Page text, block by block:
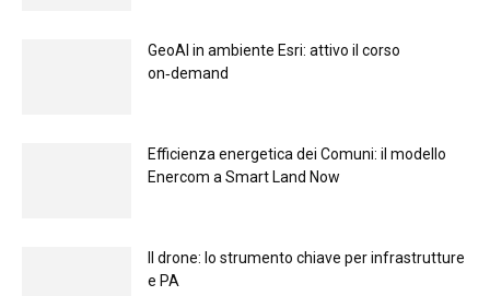
GeoAI in ambiente Esri: attivo il corso
on‑demand
Efficienza energetica dei Comuni: il modello
Enercom a Smart Land Now
Il drone: lo strumento chiave per infrastrutture
e PA